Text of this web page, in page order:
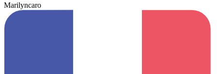
Marilyncaro